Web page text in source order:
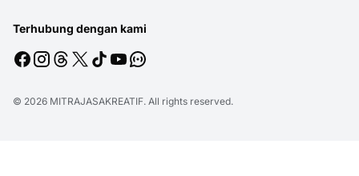
Terhubung dengan kami
© 2026 MITRAJASAKREATIF. All rights reserved.